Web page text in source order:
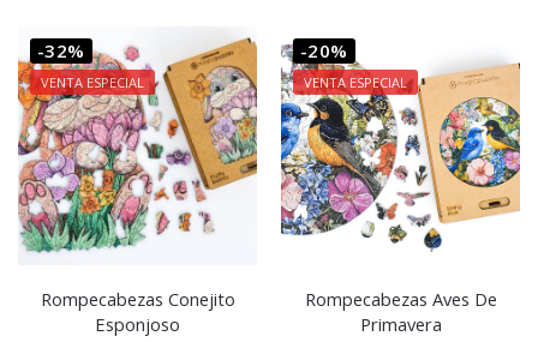
-32%
VENTA ESPECIAL
Rompecabezas Conejito
Esponjoso
-20%
VENTA ESPECIAL
Rompecabezas Aves De
Primavera